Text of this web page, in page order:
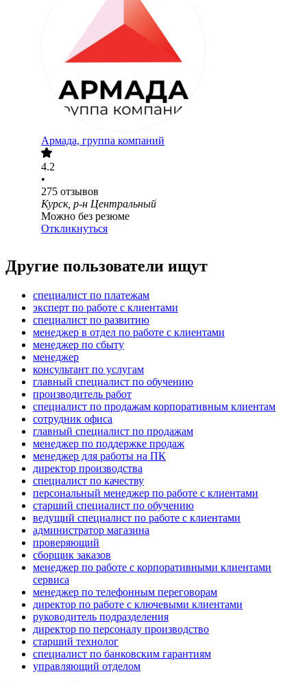
Армада, группа компаний
4.2
•
275 отзывов
Курск, р-н Центральный
Можно без резюме
Откликнуться
Другие пользователи ищут
специалист по платежам
эксперт по работе с клиентами
специалист по развитию
менеджер в отдел по работе с клиентами
менеджер по сбыту
менеджер
консультант по услугам
главный специалист по обучению
производитель работ
специалист по продажам корпоративным клиентам
сотрудник офиса
главный специалист по продажам
менеджер по поддержке продаж
менеджер для работы на ПК
директор производства
специалист по качеству
персональный менеджер по работе с клиентами
старший специалист по обучению
ведущий специалист по работе с клиентами
администратор магазина
проверяющий
сборщик заказов
менеджер по работе с корпоративными клиентами
сервиса
менеджер по телефонным переговорам
директор по работе с ключевыми клиентами
руководитель подразделения
директор по персоналу производство
старший технолог
специалист по банковским гарантиям
управляющий отделом